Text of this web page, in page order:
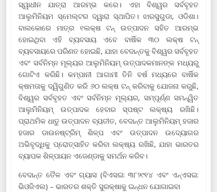
ସ୍ୱାଧୀନ ଯାତ୍ରା ଆରମ୍ଭ କରେ। ଏହା ବିଶ୍ୱର ସର୍ବବୃହତ
ଆଲୁମିନିୟମ ସ୍ମେଲ୍ଟର ଦ୍ୱାରା ସ୍ଥାପିତ। ଝାରସୁଗୁଡା, ଓଡିଶା।
ବାଲକୋରେ ମାତ୍ର ୧ଲକ୍ଷ ଟନ୍ ଉତ୍ପାଦନ ସହିତ ଆରମ୍ଭ
ହୋଇଥିବା ଏହି ବ୍ୟବସାୟ ଏବେ ବାର୍ଷିକ ୩୦ ଲକ୍ଷ ଟନ୍
ବ୍ୟବସାୟରେ ପରିଣତ ହୋଇଛି, ଯାହା ବେଦାନ୍ତକୁ ବିଶ୍ୱର ସର୍ବବୃହତ
ଏବଂ ସର୍ବନିମ୍ନ ମୂଲ୍ୟର ଆଲୁମିନିୟମ୍ ଉତ୍ପାଦକମାନଙ୍କ ମଧ୍ୟରୁ
ଗୋଟିଏ କରିଛି। କମ୍ପାନୀ ଆଗାମୀ ତିନି ବର୍ଷ ମଧ୍ୟରେ ବାର୍ଷିକ
କ୍ଷମତାକୁ ଦ୍ୱିଗୁଣିତ କରି ୬୦ ଲକ୍ଷ ଟନ୍ କରିବାକୁ ଯୋଜନା କରୁଛି,
ବିଶ୍ୱର ସର୍ବବୃହତ ଏବଂ ସର୍ବନିମ୍ନ ମୂଲ୍ୟର, ସମ୍ପୂର୍ଣ୍ଣ ସମନ୍ୱିତ
ଆଲୁମିନିୟମ୍ ଉତ୍ପାଦକ ହେବାର ସ୍ପଷ୍ଟ ଲକ୍ଷ୍ୟ ରଖିଛି।
ପ୍ରାଥମିକ ଧାତୁ ଉତ୍ପାଦନ ବ୍ୟତୀତ, ବେଦାନ୍ତ ଆଲୁମିନିୟମ୍ ହଜାର
ହଜାର ଡାଉନଷ୍ଟ୍ରିମ୍ ଶିଳ୍ପ ଏବଂ ଉତ୍ପାଦନ ଉଦ୍ୟୋଗର
ଅଭିବୃଦ୍ଧିକୁ ପ୍ରୋତ୍ସାହିତ କରିବା ଲକ୍ଷ୍ୟ ରଖିଛି, ଯାହା ଭାରତର
ବ୍ୟାପକ ଶିଳ୍ପାୟନ ଏଜେଣ୍ଡାକୁ ସମର୍ଥନ କରିବ।
ବେଦାନ୍ତ ତୈଳ ଏବଂ ଗ୍ୟାସ (ବିଏସଇ: ୩୮୨୯୧୪ ଏବଂ ଏନ୍ଏସଇ:
ଭିଓଜିଏଲ) – ଭାରତର ଶକ୍ତି ସୁରକ୍ଷାକୁ ଇନ୍ଧନ ଯୋଗାଇବା